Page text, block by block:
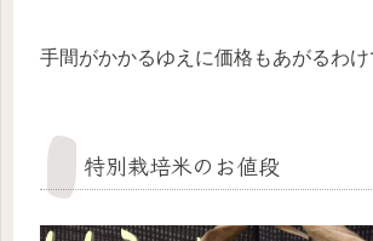
手間がかかるゆえに価格もあがるわけ
特別栽培米のお値段